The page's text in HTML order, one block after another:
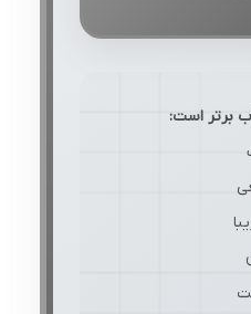
برتر است: